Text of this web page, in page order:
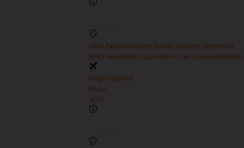
Aktiv Panoramahotel Daniel, Sautens, Österreich
Hoch bewertetes Spa-Hotel in den
Flüge Optional
Bis zu
-47%